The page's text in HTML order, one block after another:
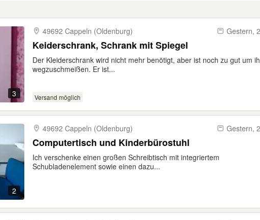
3
49692 Cappeln (Oldenburg) Gestern,
Keiderschrank, Schrank mit Spiegel
Der Kleiderschrank wird nicht mehr benötigt, aber ist noch zu gut um
wegzuschmeißen. Er ist...
Versand möglich
2
49692 Cappeln (Oldenburg) Gestern,
Computertisch und Kinderbürostuhl
Ich verschenke einen großen Schreibtisch mit integriertem
Schubladenelement sowie einen dazu...